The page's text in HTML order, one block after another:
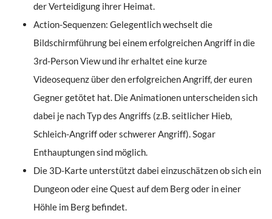
der Verteidigung ihrer Heimat.
Action-Sequenzen: Gelegentlich wechselt die
Bildschirmführung bei einem erfolgreichen Angriff in die
3rd-Person View und ihr erhaltet eine kurze
Videosequenz über den erfolgreichen Angriff, der euren
Gegner getötet hat. Die Animationen unterscheiden sich
dabei je nach Typ des Angriffs (z.B. seitlicher Hieb,
Schleich-Angriff oder schwerer Angriff). Sogar
Enthauptungen sind möglich.
Die 3D-Karte unterstützt dabei einzuschätzen ob sich ein
Dungeon oder eine Quest auf dem Berg oder in einer
Höhle im Berg befindet.